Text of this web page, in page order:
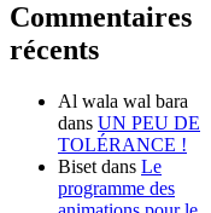
Commentaires
récents
Al wala wal bara
dans UN PEU DE
TOLÉRANCE !
Biset dans Le
programme des